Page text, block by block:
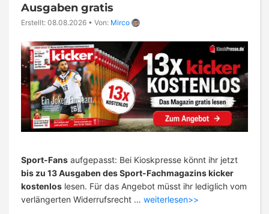
Ausgaben gratis
Erstellt: 08.08.2026 • Von: Mirco
Sport-Fans aufgepasst: Bei Kioskpresse könnt ihr jetzt
bis zu 13 Ausgaben des Sport-Fachmagazins kicker
kostenlos lesen. Für das Angebot müsst ihr lediglich vom
verlängerten Widerrufsrecht … weiterlesen>>